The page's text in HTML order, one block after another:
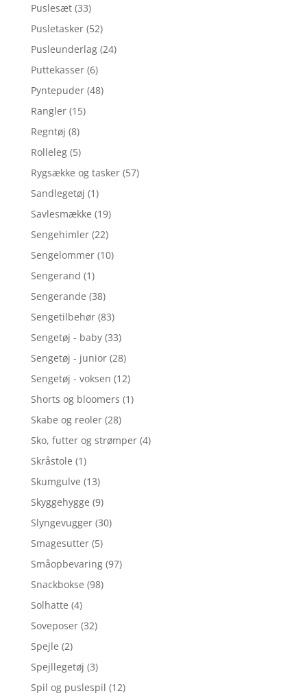
Puslesæt (33)
Pusletasker (52)
Pusleunderlag (24)
Puttekasser (6)
Pyntepuder (48)
Rangler (15)
Regntøj (8)
Rolleleg (5)
Rygsække og tasker (57)
Sandlegetøj (1)
Savlesmække (19)
Sengehimler (22)
Sengelommer (10)
Sengerand (1)
Sengerande (38)
Sengetilbehør (83)
Sengetøj - baby (33)
Sengetøj - junior (28)
Sengetøj - voksen (12)
Shorts og bloomers (1)
Skabe og reoler (28)
Sko, futter og strømper (4)
Skråstole (1)
Skumgulve (13)
Skyggehygge (9)
Slyngevugger (30)
Smagesutter (5)
Småopbevaring (97)
Snackbokse (98)
Solhatte (4)
Soveposer (32)
Spejle (2)
Spejllegetøj (3)
Spil og puslespil (12)